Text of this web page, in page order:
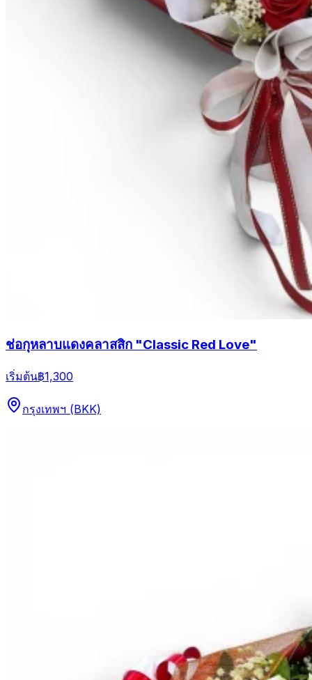
ช่อกุหลาบแดงคลาสสิก "Classic Red Love"
เริ่มต้น฿1,300
กรุงเทพฯ (BKK)